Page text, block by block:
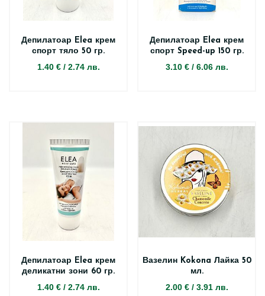
Депилатоар Elea крем
спорт тяло 50 гр.
1.40 €/ 2.74 лв.
Депилатоар Elea крем
спорт Speed-up 150 гр.
3.10 €/ 6.06 лв.
Депилатоар Elea крем
деликатни зони 60 гр.
1.40 €/ 2.74 лв.
Вазелин Kokona Лайка 50
мл.
2.00 €/ 3.91 лв.